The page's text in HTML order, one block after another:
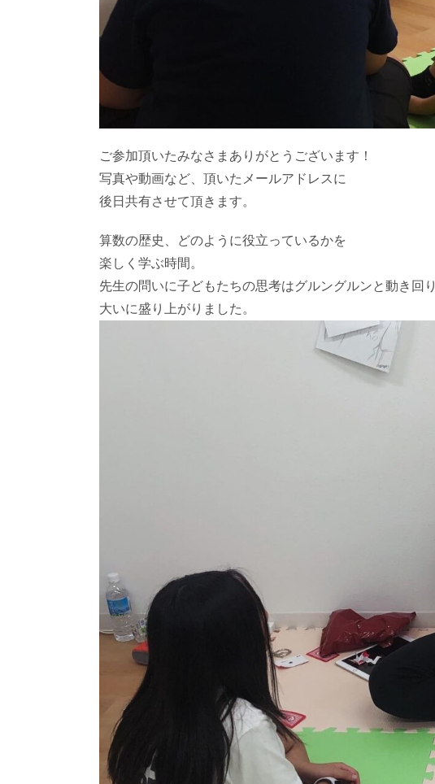
ご参加頂いたみなさまありがとうございます！
写真や動画など、頂いたメールアドレスに
後日共有させて頂きます。
算数の歴史、どのように役立っているかを
楽しく学ぶ時間。
先生の問いに子どもたちの思考はグルングルンと動き回り
大いに盛り上がりました。